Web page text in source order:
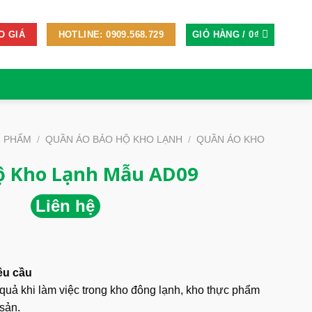
GIÁ HOTLINE: 0909.568.729 GIỎ HÀNG /0₫
PHẨM / QUẦN ÁO BẢO HỘ KHO LẠNH / QUẦN ÁO KHO
Kho Lạnh Mẫu AD09
Liên hệ
cầu
khi làm việc trong kho đông lạnh, kho thực phẩm